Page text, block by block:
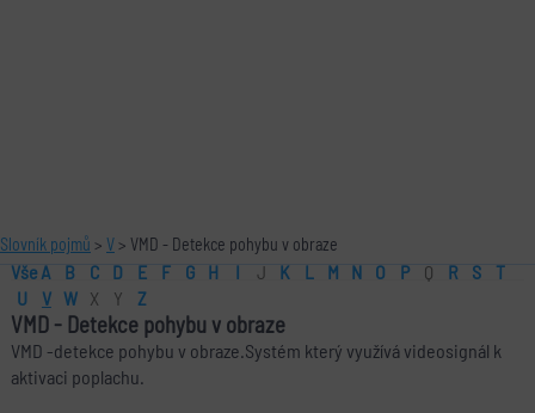
Slovník pojmů > V > VMD - Detekce pohybu v obraze
Vše A B C D E F G H I J K L M N O P Q R S
T
U
V W X Y Z
VMD- Detekce pohybu v obraze
VMD -detekce pohybu v obraze.Systém který využívá videosignál k
aktivaci poplachu.